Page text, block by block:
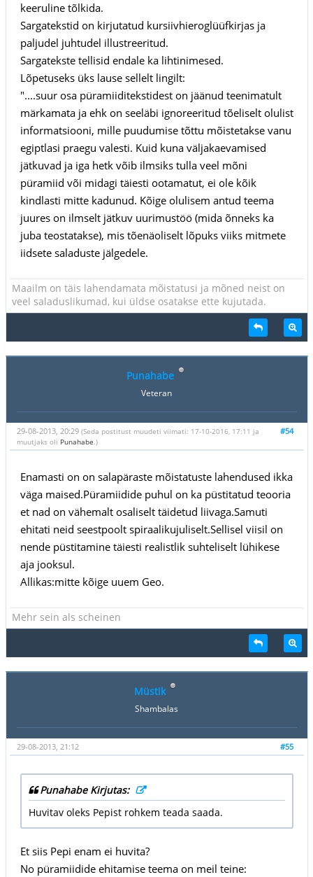
keeruline tõlkida.
Sargatekstid on kirjutatud kursiivhieroglüüfkirjas ja
paljudel juhtudel illustreeritud.
Sargatekste tellisid endale ka lihtinimesed.
Lõpetuseks üks lause sellelt lingilt:
"....suur osa püramiiditekstidest on jäänud teenimatult
märkamata ja ehk on seeläbi ignoreeritud tõeliselt olulist
informatsiooni, mille puudumise tõttu mõistetakse vanu
egiptlasi praegu valesti. Kuid kuna väljakaevamised
jätkuvad ja iga hetk võib ilmsiks tulla veel mõni
püramiid või midagi täiesti ootamatut, ei ole kõik
kindlasti mitte kadunud. Kõige olulisem antud teema
juures on ilmselt jätkuv uurimustöö (mida õnneks ka
juba teostatakse), mis tõenäoliselt lõpuks viiks mitmete
iidsete saladuste jälgedele.
Maailm on täis lahendamata mõistatusi ja mõned neist on
veel saladuslikumad, kui üldse osatakse ette kujutada.
Punahabe
Veteran
#54
29-08-2013, 20:29 (Seda postitust muudeti viimati: 17-10-2016, 17:11 ja
muutjaks oli Punahabe .)
Enamasti on on salapäraste mõistatuste lahendused ikka
väga maised.Püramiidide puhul on ka püstitatud teooria
et nad on vähemalt osaliselt täidetud liivaga.Samuti
ehitati neid seestpoolt spiraalikujuliselt.Sellisel viisil on
nende püstitamine täiesti realistlik suhteliselt lühikese
aja jooksul.
Allikas:mitte kõige uuem Geo.
Mehr sein als scheinen
Müstik
Shambalas
#55
29-08-2013, 21:12
Punahabe Kirjutas:
Huvitav oleks Pepist rohkem teada saada.
Et siis Pepi enam ei huvita?
No püramiidide ehitamise teema on meil teine: